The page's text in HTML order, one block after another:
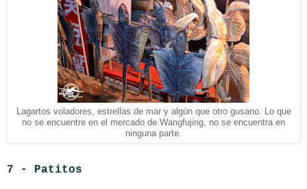
Lagartos voladores, estrellas de mar y algún que otro gusano. Lo que
no se encuentre en el mercado de Wangfujing, no se encuentra en
ninguna parte.
7 - Patitos